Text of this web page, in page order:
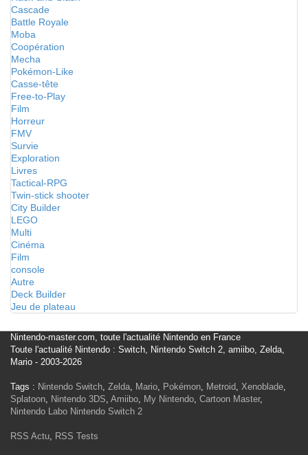
Cascade
Battle Royale
Moba
Coopération
Mecha
Pokémon-Like
Casse-tête
Free-to-Play
Film
Horreur
FMV
Survie
Exploration
Livres
Tactical-RPG
Twin-stick shooter
City Builder
LEGO
Multi
Cinéma
Film
console
Autre
Deck Builder
Jeu de plateau
Nintendo-master.com, toute l'actualité Nintendo en France
Toute l'actualité Nintendo : Switch, Nintendo Switch 2, amiibo, Zelda,
Mario - 2003-2026
Tags : Nintendo Switch, Zelda, Mario, Pokémon, Metroid, Xenoblade,
Splatoon, Nintendo 3DS, Amiibo, My Nintendo, Cartoon Master,
Nintendo Labo Nintendo Switch 2
RSS Actu, RSS Tests